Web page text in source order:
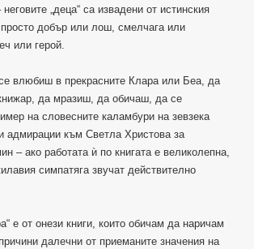
„деца“ са извадени от истинския
добър или лош, смелчага или
или герой.
влюбиш в прекрасните Клара или Беа, да
да мразиш, да обичаш, да се
на словесните каламбури на зевзека
адмирации към Светла Христова за
– ако работата ѝ по книгата е великолепна,
симпатяга звучат действително
е от онези книги, които обичам да наричам
далечни от приеманите значения на